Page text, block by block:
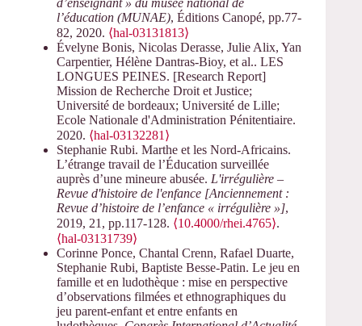
l’éducation (MUNAE), Éditions Canopé, pp.77-
82, 2020. ⟨hal-03131813⟩
Évelyne Bonis, Nicolas Derasse, Julie Alix, Yan
Carpentier, Hélène Dantras-Bioy, et al.. LES
LONGUES PEINES. [Research Report]
Mission de Recherche Droit et Justice;
Université de bordeaux; Université de Lille;
Ecole Nationale d'Administration Pénitentiaire.
2020. ⟨hal-03132281⟩
Stephanie Rubi. Marthe et les Nord-Africains.
L’étrange travail de l’Éducation surveillée
auprès d’une mineure abusée. L'irrégulière –
Revue d'histoire de l'enfance [Anciennement :
Revue d’histoire de l’enfance « irrégulière »],
2019, 21, pp.117-128. ⟨10.4000/rhei.4765⟩.
⟨hal-03131739⟩
Corinne Ponce, Chantal Crenn, Rafael Duarte,
Stephanie Rubi, Baptiste Besse-Patin. Le jeu en
famille et en ludothèque : mise en perspective
d’observations filmées et ethnographiques du
jeu parent-enfant et entre enfants en